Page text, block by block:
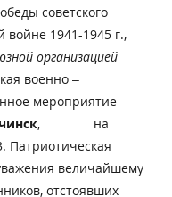
советского
войне 1941-1945 г.,
организацией
военно –
мероприятие
, на
Патриотическая
величайшему
отстоявших